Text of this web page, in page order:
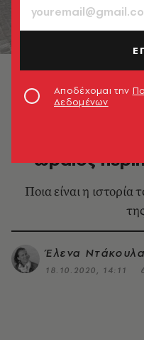
Διονυσίου Αρεοπαγίτου
ωραίος
Ποια είναι η
Έλενα Ντάκουλα
18.10.2020, 14:11
Αποδέχομαι την
Δεδομένων